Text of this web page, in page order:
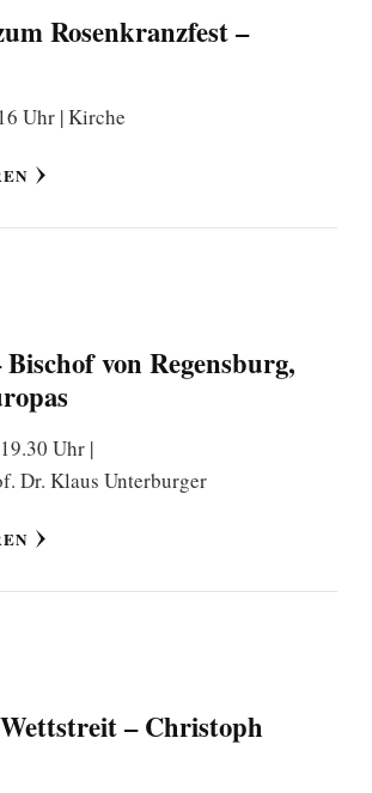
Rosenkranzfest –
Uhr | Kirche
von Regensburg,
Uhr |
Dr. Klaus Unterburger
– Christoph